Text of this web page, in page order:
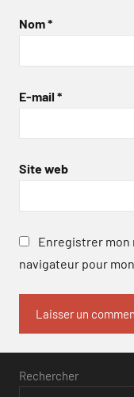
Nom*
E-mail *
Site web
Enregistrer mon
navigateur pour
Rechercher